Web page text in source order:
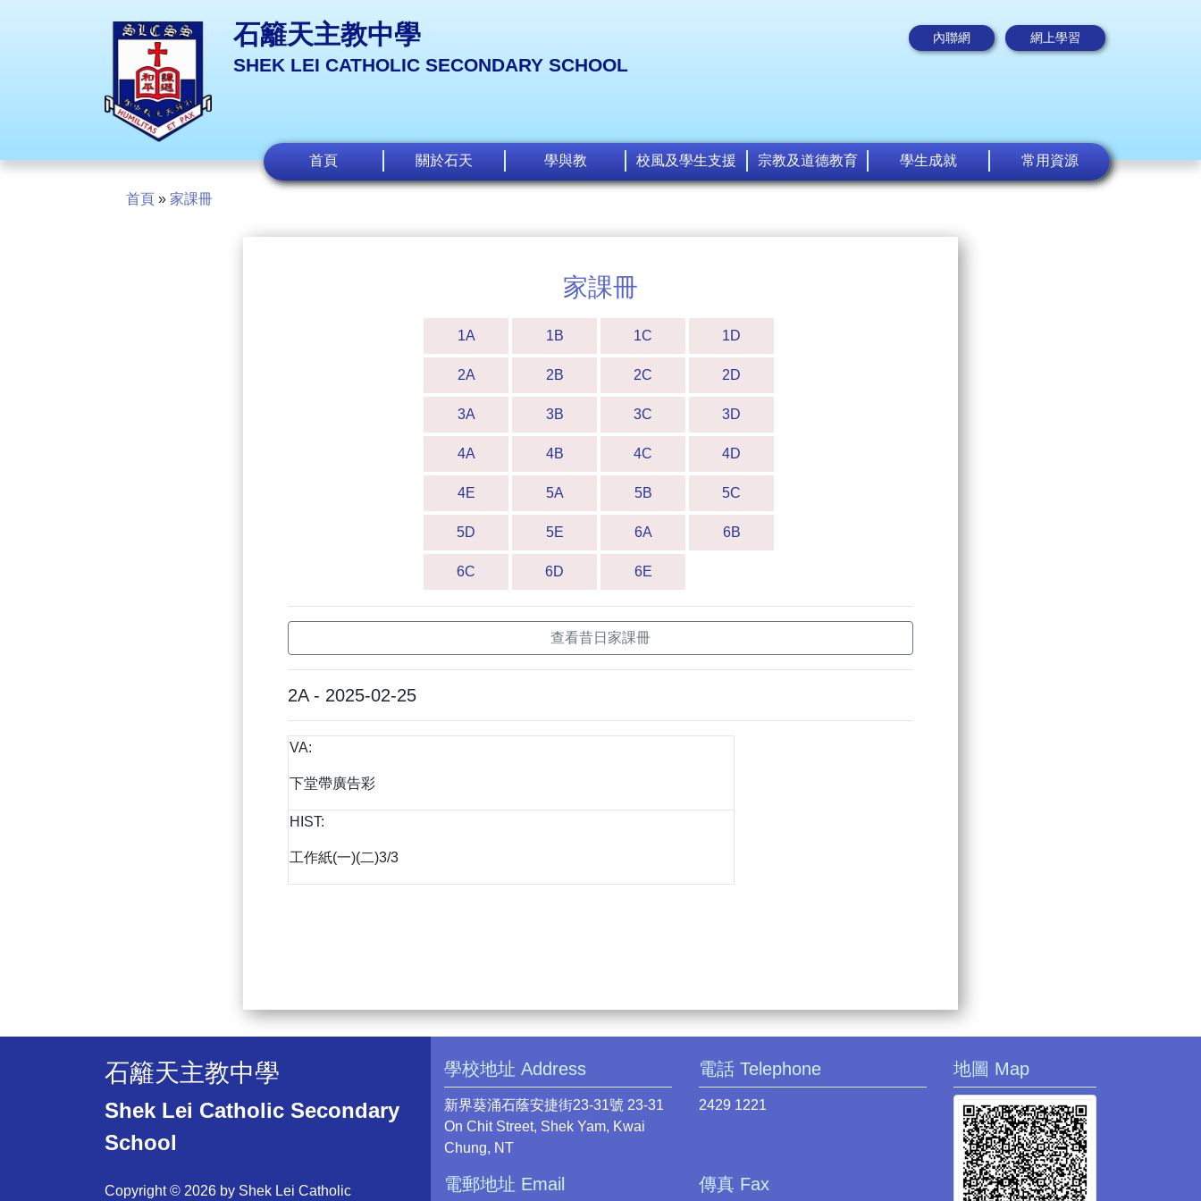
石籬天主教中學
SHEK LEI CATHOLIC SECONDARY SCHOOL
內聯網 網上學習
首頁 關於石天 學與教 校風及學生支援 宗教及道德教育 學生成就 常用資源
首頁 » 家課冊
家課冊
1A 1B 1C 1D
2A 2B 2C 2D
3A 3B 3C 3D
4A 4B 4C 4D
4E 5A 5B 5C
5D 5E 6A 6B
6C 6D 6E
查看昔日家課冊
2A - 2025-02-25
VA:
下堂帶廣告彩
HIST:
工作紙(一)(二)3/3
石籬天主教中學
Shek Lei Catholic Secondary
School
Copyright © 2026 by Shek Lei Catholic
學校地址 Address
新界葵涌石蔭安捷街23-31號 23-31
On Chit Street, Shek Yam, Kwai
Chung, NT
電話 Telephone
2429 1221
電郵地址 Email 傳真 Fax
地圖 Map